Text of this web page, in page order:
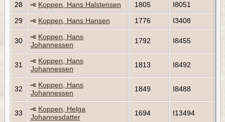
28
Koppen, Hans Halstensen 1805
I8051
29
Koppen, Hans Hansen 1776 I3408
30
Koppen, Hans
Johannessen
1792 I8455
31
Koppen, Hans
Johannessen
1813 I8492
32
Koppen, Hans
Johannessen
1849 I8488
33
Koppen, Helga
Johannesdatter
1694 I13494